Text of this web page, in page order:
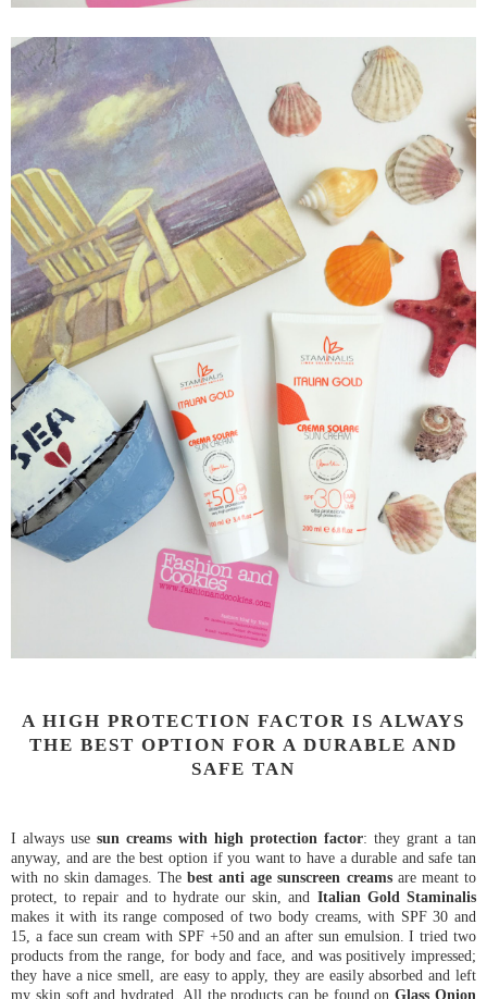
A HIGH PROTECTION FACTOR IS ALWAYS
THE BEST OPTION FOR A DURABLE AND
SAFE TAN
I always use sun creams with high protection factor: they grant a tan
anyway, and are the best option if you want to have a durable and safe tan
with no skin damages. The best anti age sunscreen creams are meant to
protect, to repair and to hydrate our skin, and Italian Gold Staminalis
makes it with its range composed of two body creams, with SPF 30 and
15, a face sun cream with SPF +50 and an after sun emulsion. I tried two
products from the range, for body and face, and was positively impressed;
they have a nice smell, are easy to apply, they are easily absorbed and left
my skin soft and hydrated. All the products can be found onGlass Onion